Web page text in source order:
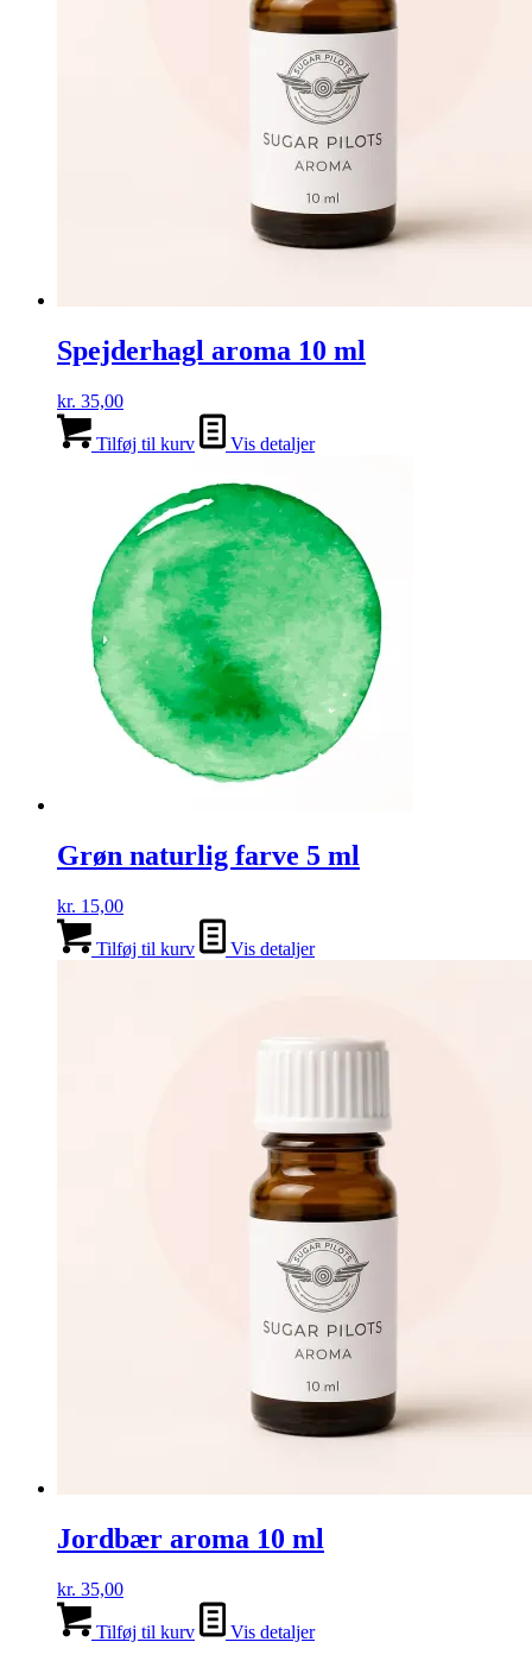
Spejderhagl aroma 10 ml
kr. 35,00
Tilføj til kurv Vis detaljer
Grøn naturlig farve 5 ml
kr. 15,00
Tilføj til kurv Vis detaljer
Jordbær aroma 10 ml
kr. 35,00
Tilføj til kurv Vis detaljer